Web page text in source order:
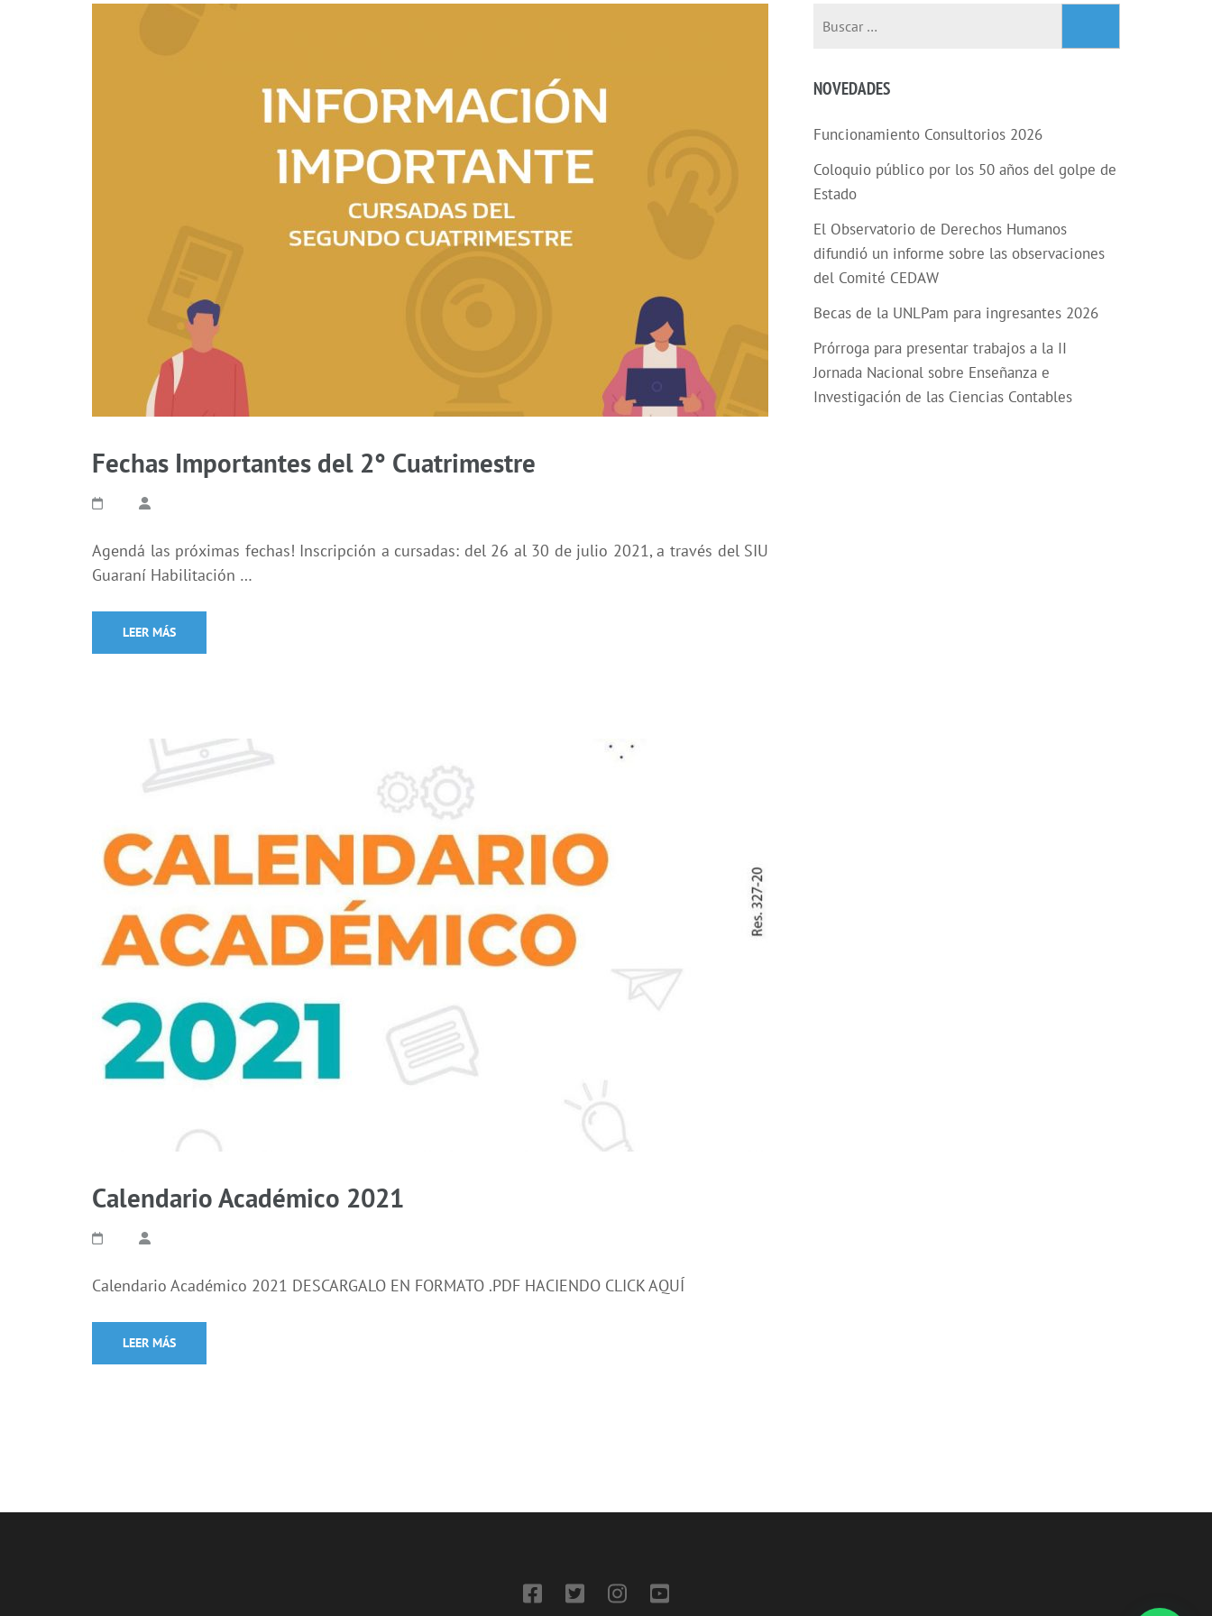
Fechas Importantes del 2° Cuatrimestre
Agendá las próximas fechas! Inscripción a cursadas: del 26 al 30 de julio 2021, a través del SIU
Guaraní Habilitación …
LEER MÁS
Calendario Académico 2021
Calendario Académico 2021 DESCARGALO EN FORMATO .PDF HACIENDO CLICK AQUÍ
LEER MÁS
NOVEDADES
Funcionamiento Consultorios 2026
Coloquio público por los 50 años del golpe de
Estado
El Observatorio de Derechos Humanos
difundió un informe sobre las observaciones
del Comité CEDAW
Becas de la UNLPam para ingresantes 2026
Prórroga para presentar trabajos a la II
Jornada Nacional sobre Enseñanza e
Investigación de las Ciencias Contables